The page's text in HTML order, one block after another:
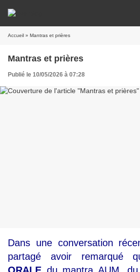
Accueil » Mantras et prières
Mantras et prières
Publié le 10/05/2026 à 07:28
Dans une conversation
partagé avoir remarqué